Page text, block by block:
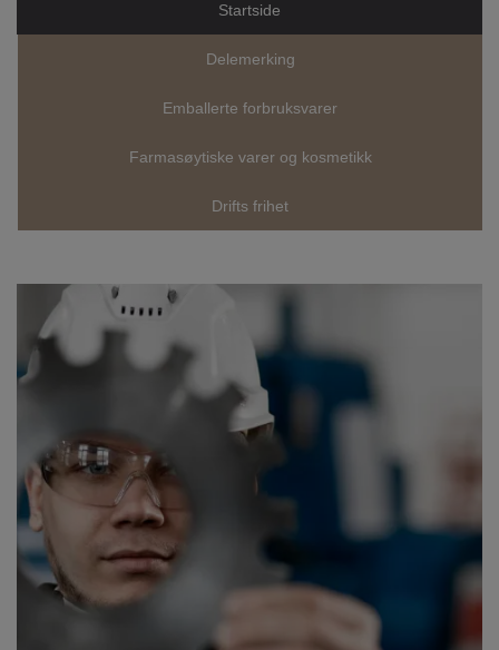
Startside
Delemerking
Emballerte forbruksvarer
Farmasøytiske varer og kosmetikk
Drifts frihet